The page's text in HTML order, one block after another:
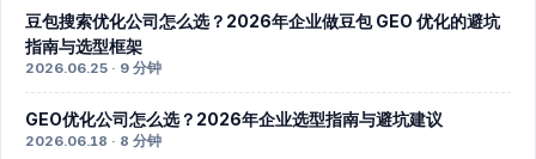
豆包搜索优化公司怎么选？2026年企业做豆包 GEO 优化的避坑
指南与选型框架
2026.06.25 · 9 分钟
GEO优化公司怎么选？2026年企业选型指南与避坑建议
2026.06.18 · 8 分钟